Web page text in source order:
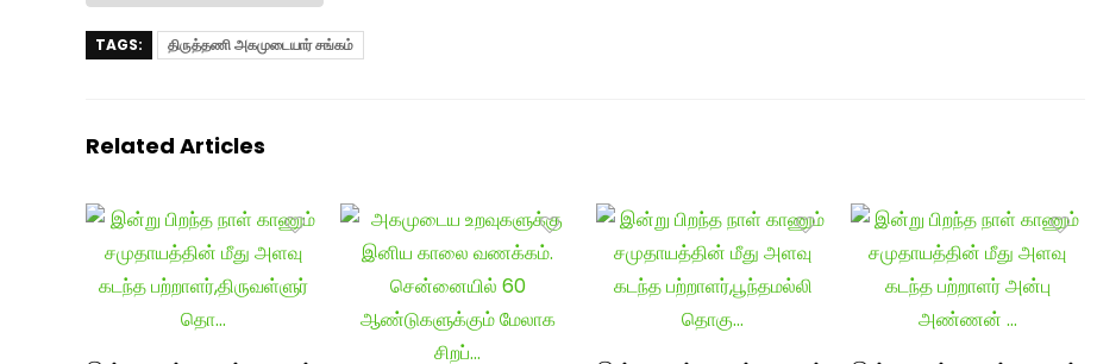
TAGS: திருத்தணி அகமுடையார் சங்கம்
Related Articles